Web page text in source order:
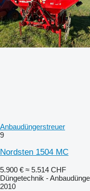
Anbaudüngerstreuer
9
Nordsten 1504 MC
5.900 € ≈ 5.514 CHF
Düngetechnik -
2010